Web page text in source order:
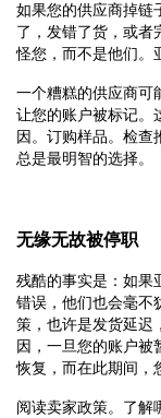
如果您的供应商掉链
了，发错了货，或者
怪您，而不是他们。
一个糟糕的供应商可
让您的账户被标记。
因。订购样品。检查
总是最明智的选择。
无缘无故被停职
残酷的事实是：如果
错误，他们也会毫不
策，也许是发货延迟
因，一旦您的账户被
恢复，而在此期间，
阅读卖家政策。了解